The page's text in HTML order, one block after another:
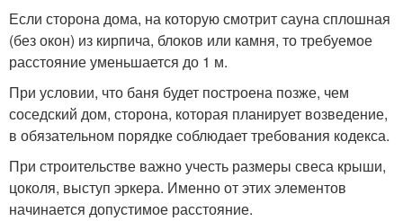
Если сторона дома, на которую смотрит сауна сплошная
(без окон) из кирпича, блоков или камня, то требуемое
расстояние уменьшается до 1 м.
При условии, что баня будет построена позже, чем
соседский дом, сторона, которая планирует возведение,
в обязательном порядке соблюдает требования кодекса.
При строительстве важно учесть размеры свеса крыши,
цоколя, выступ эркера. Именно от этих элементов
начинается допустимое расстояние.